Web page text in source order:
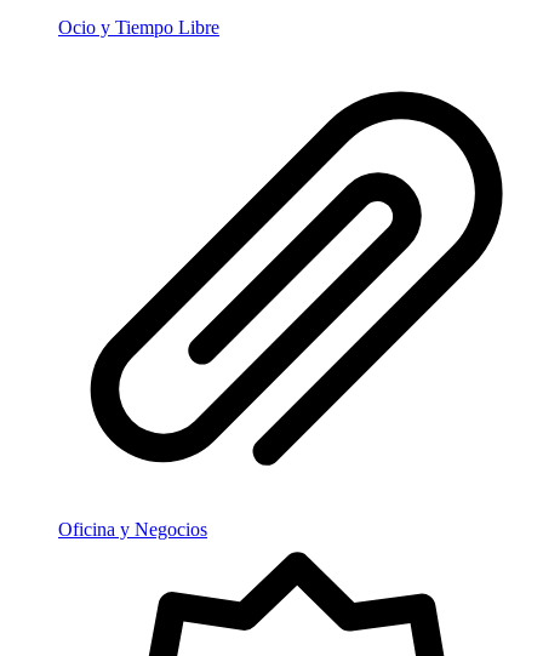
Ocio y Tiempo Libre
Oficina y Negocios